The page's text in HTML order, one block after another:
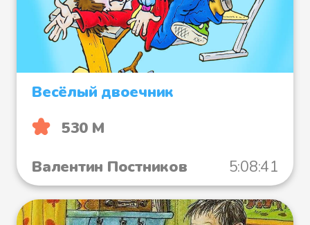
Весёлый двоечник
530 М
Валентин Постников
5:08:41